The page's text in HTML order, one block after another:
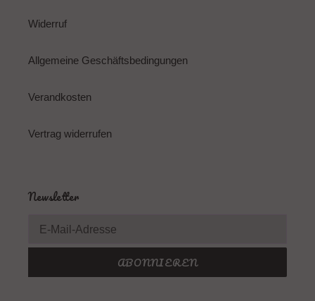
Widerruf
Allgemeine Geschäftsbedingungen
Verandkosten
Vertrag widerrufen
Newsletter
ABONNIEREN